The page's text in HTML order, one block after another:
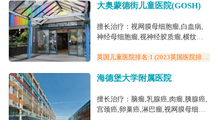
大奥蒙德街儿童医院(GOSH)
擅长治疗：视网膜母细胞瘤,白血病,
神经母细胞瘤,视神经胶质瘤,横纹肌
(儿童),心脏病
英国儿童医院排名:1 (2023英国医院排
海德堡大学附属医院
擅长治疗：脑瘤,乳腺癌,肉瘤,胰腺癌,
宫颈癌,卵巢癌,淋巴瘤,视网膜母细胞